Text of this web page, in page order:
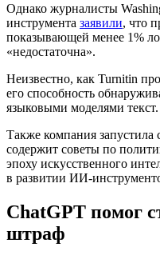
Однако журналисты
инструмента заявили, что
показывающей менее 1%
«недостаточна».
Неизвестно, как Turnitin
его способность
языковыми моделями текст.
Также компания запустила
содержит советы по
эпоху искусственного
в развитии ИИ-
ChatGPT помог
штраф